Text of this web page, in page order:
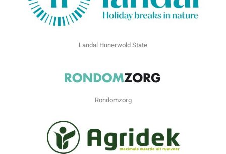
Landal Hunerwold State
Rondomzorg